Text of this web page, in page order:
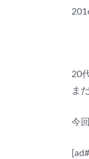
20
ま
今